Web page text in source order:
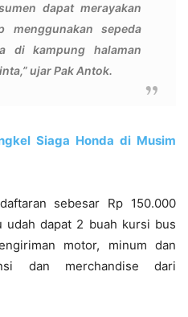
dapat merayakan
menggunakan sepeda
di kampung halaman
ujar Pak Antok.
Siaga Honda di Musim
sebesar Rp 150.000
udah dapat 2 buah kursi bus
motor, minum dan
dan merchandise dari